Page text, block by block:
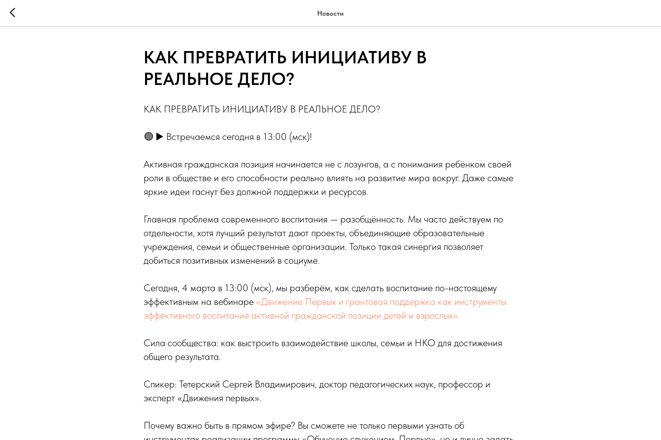
Новости
КАК ПРЕВРАТИТЬ ИНИЦИАТИВУ В
РЕАЛЬНОЕ ДЕЛО?
КАК ПРЕВРАТИТЬ ИНИЦИАТИВУ В РЕАЛЬНОЕ ДЕЛО?
🟢 ▶️ Встречаемся сегодня в 13:00 (мск)!
Активная гражданская позиция начинается не с лозунгов, а с понимания ребёнком своей
роли в обществе и его способности реально влиять на развитие мира вокруг. Даже самые
яркие идеи гаснут без должной поддержки и ресурсов.
Главная проблема современного воспитания — разобщённость. Мы часто действуем по
отдельности, хотя лучший результат дают проекты, объединяющие образовательные
учреждения, семьи и общественные организации. Только такая синергия позволяет
добиться позитивных изменений в социуме.
Сегодня, 4 марта в 13:00 (мск), мы разберём, как сделать воспитание по-настоящему
эффективным на вебинаре «Движение Первых и грантовая поддержка как инструменты
эффективного воспитания активной гражданской позиции детей и взрослых».
Сила сообщества: как выстроить взаимодействие школы, семьи и НКО для достижения
общего результата.
Спикер: Тетерский Сергей Владимирович, доктор педагогических наук, профессор и
эксперт «Движения первых».
Почему важно быть в прямом эфире? Вы сможете не только первыми узнать об